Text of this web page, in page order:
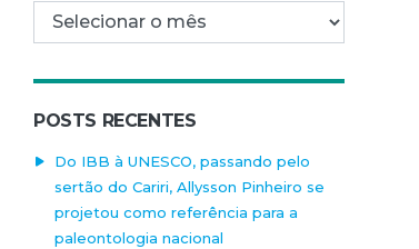
Arquivo mensal
POSTS RECENTES
Do IBB à UNESCO, passando pelo
sertão do Cariri, Allysson Pinheiro se
projetou como referência para a
paleontologia nacional